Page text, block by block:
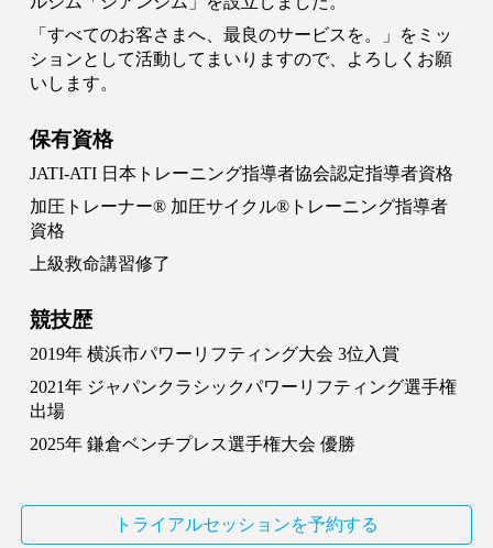
「すべてのお客さまへ、最良のサービスを。」をミッ
ションとして活動してまいりますので、よろしくお願
いします。
保有資格
JATI-ATI 日本トレーニング指導者協会認定指導者資格
加圧トレーナー®︎ 加圧サイクル®︎トレーニング指導者
資格
上級救命講習修了
競技歴
2019年 横浜市パワーリフティング大会 3位入賞
2021年 ジャパンクラシックパワーリフティング選手権
出場
2025年 鎌倉ベンチプレス選手権大会 優勝
トライアルセッションを予約する